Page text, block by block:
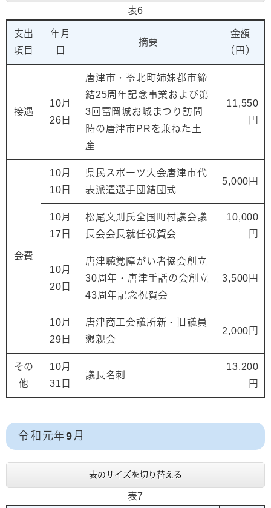
表6
支出
項目
年月
日
摘要
金額
（円）
接遇
10月
26日
唐津市・苓北町姉妹都市締
結25周年記念事業および第
3回富岡城お城まつり訪問
時の唐津市PRを兼ねた土
産
11,550
円
会費
10月
10日
県民スポーツ大会唐津市代
表派遣選手団結団式
5,000円
10月
17日
松尾文則氏全国町村議会議
長会会長就任祝賀会
10,000
円
10月
20日
唐津聴覚障がい者協会創立
30周年・唐津手話の会創立
43周年記念祝賀会
3,500円
10月
29日
唐津商工会議所新・旧議員
懇親会
2,000円
その
他
10月
31日
議長名刺
13,200
円
令和元年9月
表のサイズを切り替える
表7